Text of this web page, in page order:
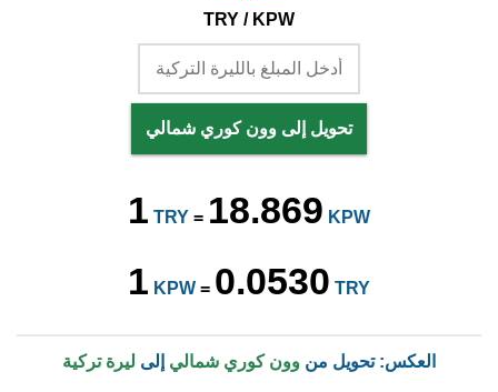
TRY / KPW
تحويل إلى وون كوري شمالي
1 TRY = 18.869 KPW
1 KPW = 0.0530 TRY
العكس: تحويل من وون كوري شمالي إلى ليرة تركية